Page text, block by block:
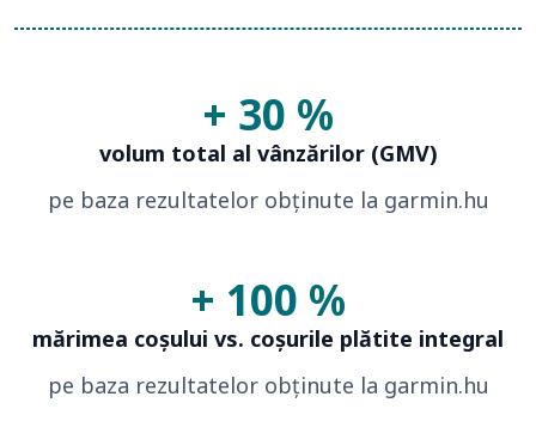
+ 30 %
volum total al vânzărilor (GMV)
pe baza rezultatelor obținute la garmin.hu
+ 100 %
mărimea coșului vs. coșurile plătite integral
pe baza rezultatelor obținute la garmin.hu